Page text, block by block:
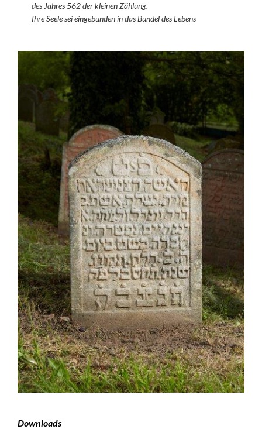
des Jahres 562 der kleinen Zählung.
Ihre Seele sei eingebunden in das Bündel des Lebens
Downloads